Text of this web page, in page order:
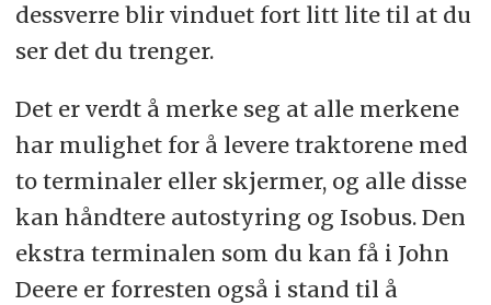
dessverre blir vinduet fort litt lite til at du
ser det du trenger.
Det er verdt å merke seg at alle merkene
har mulighet for å levere traktorene med
to terminaler eller skjermer, og alle disse
kan håndtere autostyring og Isobus. Den
ekstra terminalen som du kan få i John
Deere er forresten også i stand til å